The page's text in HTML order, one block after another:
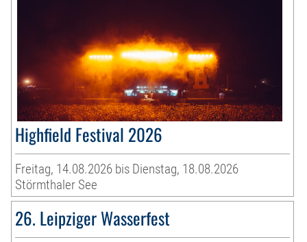
Highfield Festival 2026
Freitag, 14.08.2026 bis Dienstag, 18.08.2026
Störmthaler See
26. Leipziger Wasserfest